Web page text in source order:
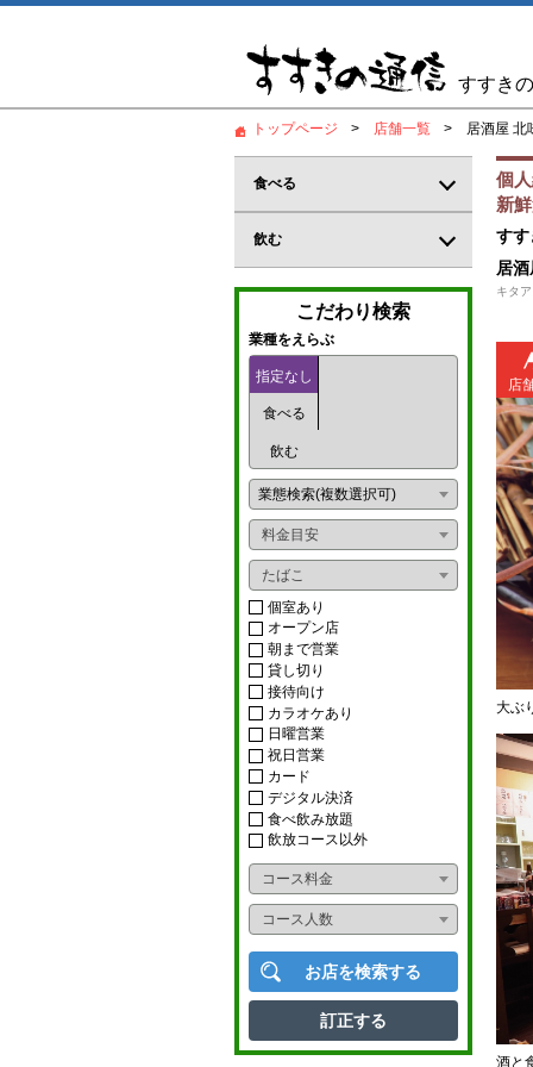
すすき
トップページ 店舗一覧 居酒屋 北
個
新
すす
居
キタア
店
大ぶ
酒と
食べる
居酒屋
郷土料理
鍋料理
創作料理
海鮮料理
炉端
おばんざい
ダイニングバー
イタリアン
フレンチ
アジアンフード
タイ料理
中華料理
韓国料理
多国籍料理
寿司
かに料理
うなぎ
飲む
バー
カジュアルバー
コンカフェ
ガールズバー
パブ
パブスナック
ライブ
ショー
カラオケボックス
ナイトクラブ
スナック
ニュークラブ
ラウンジ
こだわり検索
業種をえらぶ
指定なし
食べる
飲む
業態検索(複数選択可)
料金目安
たばこ
個室あり
オープン店
朝まで営業
貸し切り
接待向け
カラオケあり
日曜営業
祝日営業
カード
デジタル決済
食べ飲み放題
飲放コース以外
コース料金
コース人数
お店を検索する
訂正する